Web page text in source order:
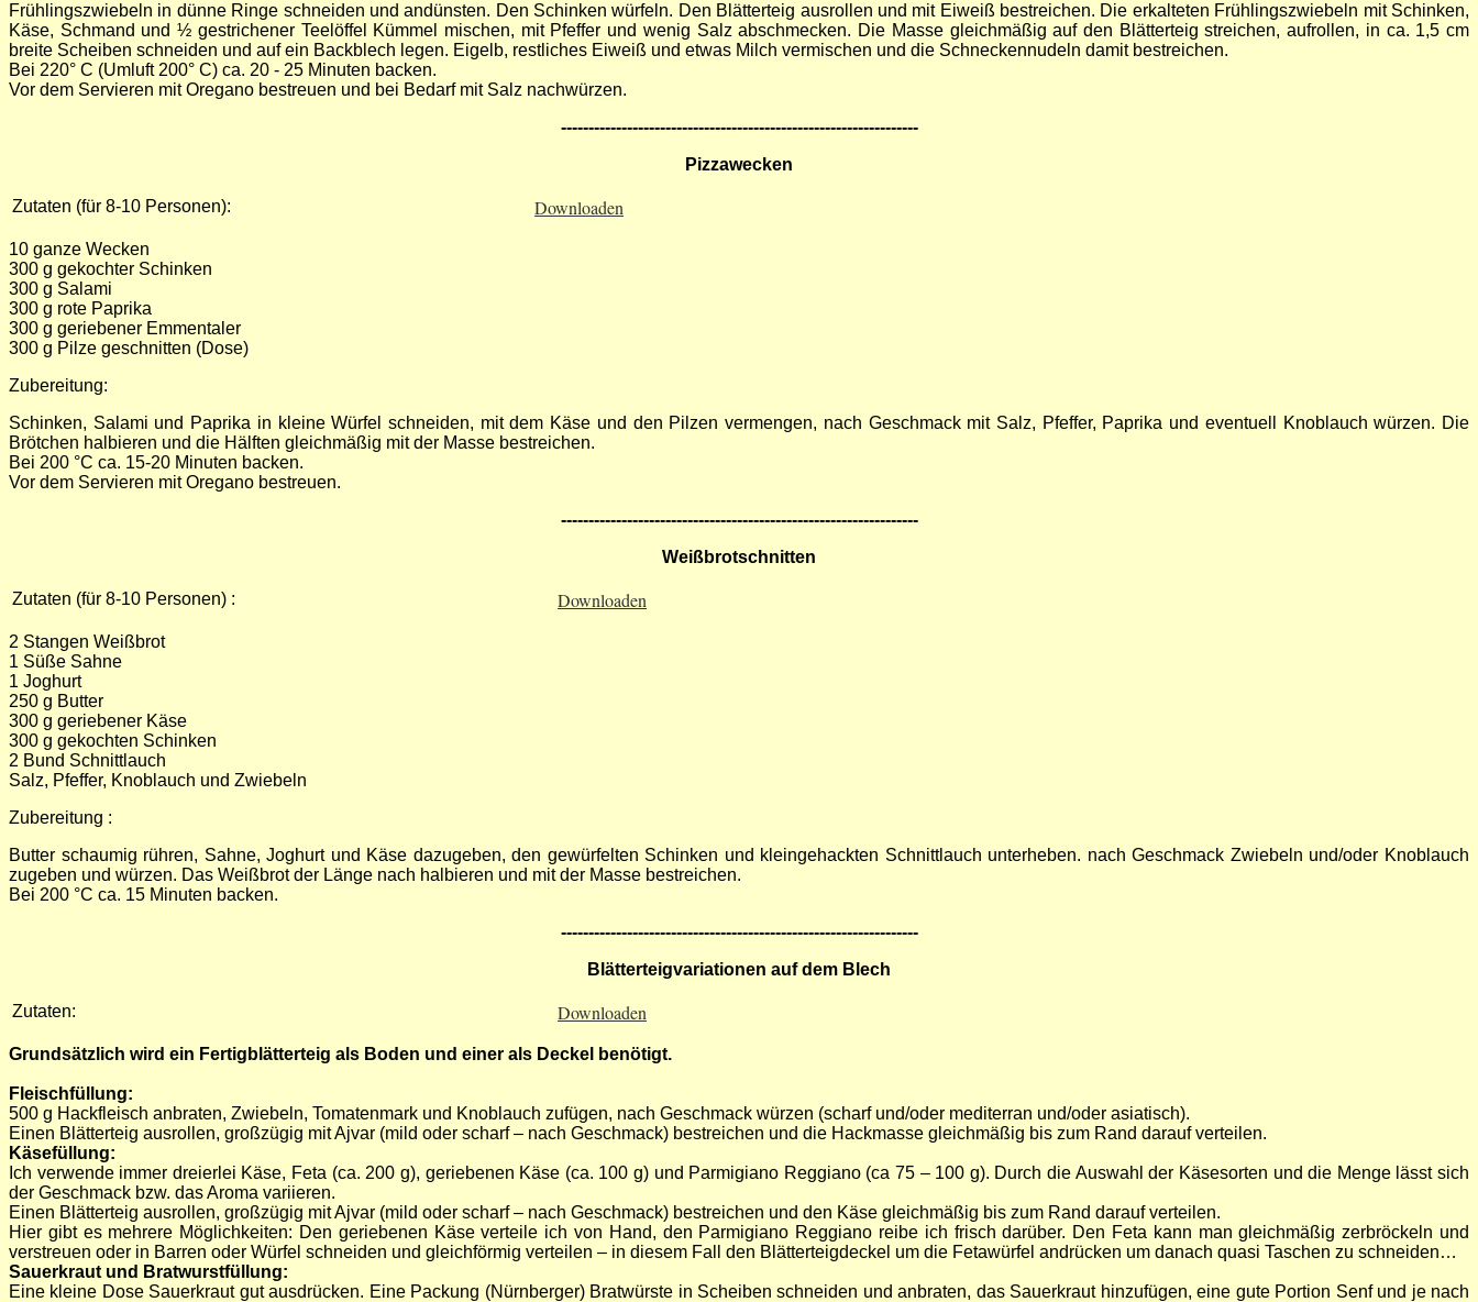
Frühlingszwiebeln in dünne Ringe schneiden und andünsten. Den Schinken würfeln. Den Blätterteig ausrollen und mit Eiweiß bestreichen. Die erkalteten Frühlingszwiebeln mit Schinken,
Käse, Schmand und ½ gestrichener Teelöffel Kümmel mischen, mit Pfeffer und wenig Salz abschmecken. Die Masse gleichmäßig auf den Blätterteig streichen, aufrollen, in ca. 1,5 cm
breite Scheiben schneiden und auf ein Backblech legen. Eigelb, restliches Eiweiß und etwas Milch vermischen und die Schneckennudeln damit bestreichen.
Bei 220° C (Umluft 200° C) ca. 20 - 25 Minuten backen.
Vor dem Servieren mit Oregano bestreuen und bei Bedarf mit Salz nachwürzen.
-----------------------------------------------------------------
Pizzawecken
Zutaten (für 8-10 Personen): Downloaden
10 ganze Wecken
300 g gekochter Schinken
300 g Salami
300 g rote Paprika
300 g geriebener Emmentaler
300 g Pilze geschnitten (Dose)
Zubereitung:
Schinken, Salami und Paprika in kleine Würfel schneiden, mit dem Käse und den Pilzen vermengen, nach Geschmack mit Salz, Pfeffer, Paprika und eventuell Knoblauch würzen. Die
Brötchen halbieren und die Hälften gleichmäßig mit der Masse bestreichen.
Bei 200 °C ca. 15-20 Minuten backen.
Vor dem Servieren mit Oregano bestreuen.
-----------------------------------------------------------------
Weißbrotschnitten
Zutaten (für 8-10 Personen) : Downloaden
2 Stangen Weißbrot
1 Süße Sahne
1 Joghurt
250 g Butter
300 g geriebener Käse
300 g gekochten Schinken
2 Bund Schnittlauch
Salz, Pfeffer, Knoblauch und Zwiebeln
Zubereitung :
Butter schaumig rühren, Sahne, Joghurt und Käse dazugeben, den gewürfelten Schinken und kleingehackten Schnittlauch unterheben. nach Geschmack Zwiebeln und/oder Knoblauch
zugeben und würzen. Das Weißbrot der Länge nach halbieren und mit der Masse bestreichen.
Bei 200 °C ca. 15 Minuten backen.
-----------------------------------------------------------------
Blätterteigvariationen auf dem Blech
Zutaten: Downloaden
Grundsätzlich wird ein Fertigblätterteig als Boden und einer als Deckel benötigt.
Fleischfüllung:
500 g Hackfleisch anbraten, Zwiebeln, Tomatenmark und Knoblauch zufügen, nach Geschmack würzen (scharf und/oder mediterran und/oder asiatisch).
Einen Blätterteig ausrollen, großzügig mit Ajvar (mild oder scharf – nach Geschmack) bestreichen und die Hackmasse gleichmäßig bis zum Rand darauf verteilen.
Käsefüllung:
Ich verwende immer dreierlei Käse, Feta (ca. 200 g), geriebenen Käse (ca. 100 g) und Parmigiano Reggiano (ca 75 – 100 g). Durch die Auswahl der Käsesorten und die Menge lässt sich
der Geschmack bzw. das Aroma variieren.
Einen Blätterteig ausrollen, großzügig mit Ajvar (mild oder scharf – nach Geschmack) bestreichen und den Käse gleichmäßig bis zum Rand darauf verteilen.
Hier gibt es mehrere Möglichkeiten: Den geriebenen Käse verteile ich von Hand, den Parmigiano Reggiano reibe ich frisch darüber. Den Feta kann man gleichmäßig zerbröckeln und
verstreuen oder in Barren oder Würfel schneiden und gleichförmig verteilen – in diesem Fall den Blätterteigdeckel um die Fetawürfel andrücken um danach quasi Taschen zu schneiden…
Sauerkraut und Bratwurstfüllung:
Eine kleine Dose Sauerkraut gut ausdrücken. Eine Packung (Nürnberger) Bratwürste in Scheiben schneiden und anbraten, das Sauerkraut hinzufügen, eine gute Portion Senf und je nach